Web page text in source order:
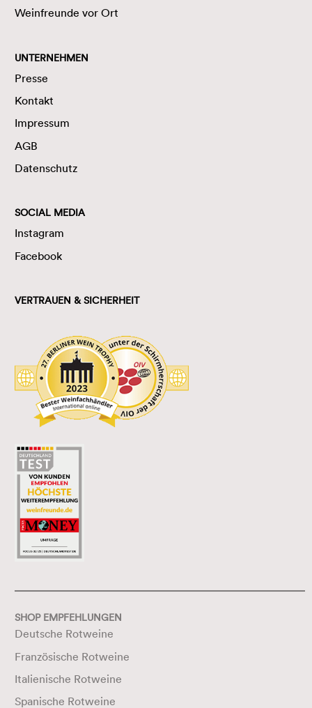
Weinfreunde vor Ort
UNTERNEHMEN
Presse
Kontakt
Impressum
AGB
Datenschutz
SOCIAL MEDIA
Instagram
Facebook
VERTRAUEN & SICHERHEIT
SHOP EMPFEHLUNGEN
Deutsche Rotweine
Französische Rotweine
Italienische Rotweine
Spanische Rotweine